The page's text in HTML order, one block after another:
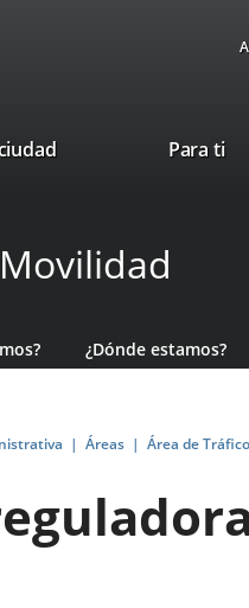
Para ti
¿Dónde estamos?
Áreas Área de